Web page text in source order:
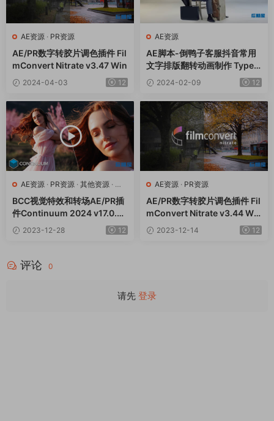
AE资源 · PR资源
AE/PR数字转胶片调色插件 Fil
mConvert Nitrate v3.47 Win
2024-04-03 12
AE资源
AE脚本-倒鸭子客服抖音常用
文字排版翻转动画制作 TypeM
onkey v1.25+使用教程
2024-02-09 12
AE资源 · PR资源 · 其他资源 · 达
芬奇资源
BCC视觉特效和转场AE/PR插
件Continuum 2024 v17.0.2
CE Win一键安装版
2023-12-28 12
AE资源 · PR资源
AE/PR数字转胶片调色插件 Fil
mConvert Nitrate v3.44 Win
修复版
2023-12-14 12
评论 0
请先 登录